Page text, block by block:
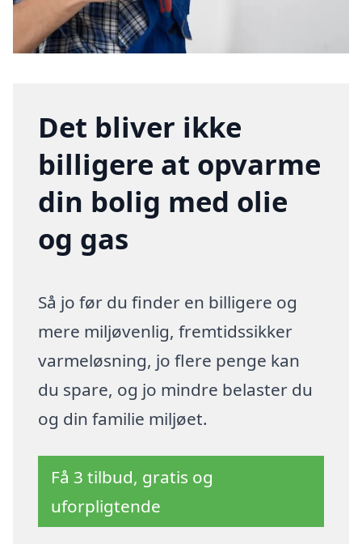
Det bliver ikke
billigere at opvarme
din bolig med olie
og gas
Så jo før du finder en billigere og
mere miljøvenlig, fremtidssikker
varmeløsning, jo flere penge kan
du spare, og jo mindre belaster du
og din familie miljøet.
Få 3 tilbud, gratis og
uforpligtende